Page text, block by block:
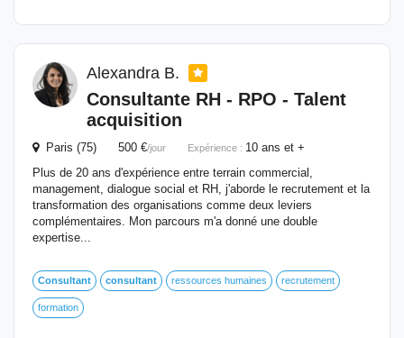
Alexandra B.
Consultante RH - RPO - Talent
acquisition
Paris (75) 500 €/jour Expérience : 10 ans et +
Plus de 20 ans d'expérience entre terrain commercial,
management, dialogue social et RH, j'aborde le recrutement et la
transformation des organisations comme deux leviers
complémentaires. Mon parcours m'a donné une double
expertise...
Consultant consultant ressources humaines recrutement
formation